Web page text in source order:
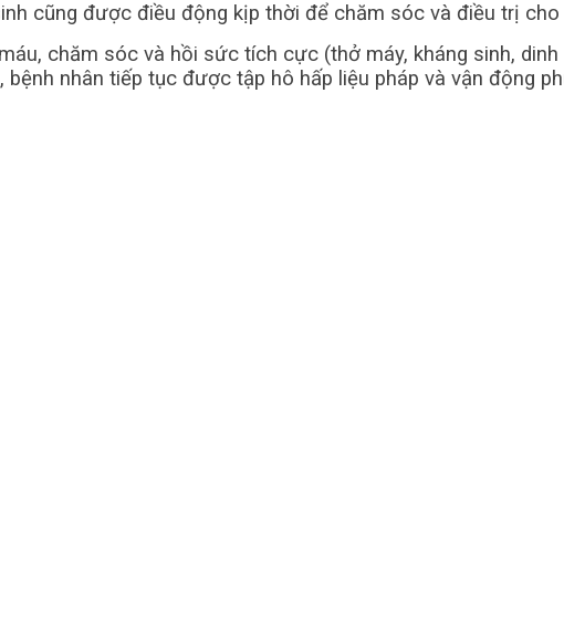
cũng được điều động kịp thời để chăm sóc và điều trị cho
chăm sóc và hồi sức tích cực (thở máy, kháng sinh,
nhân tiếp tục được tập hô hấp liệu pháp và vận động